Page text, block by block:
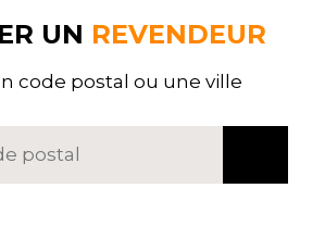
UN REVENDEUR
code postal ou une ville